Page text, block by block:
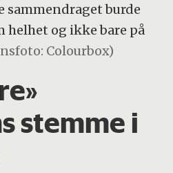
burde
helhet og ikke bare på
Colourbox)
stemme i